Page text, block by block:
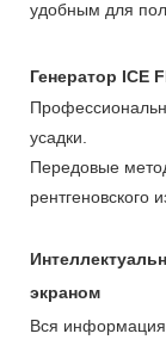
удобным для
Генератор ICE
усадки.
Передовые
рентгеновского
экраном
Вся информация